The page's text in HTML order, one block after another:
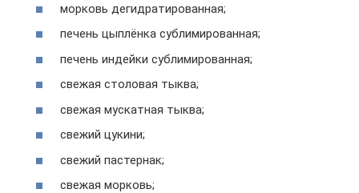
морковь дегидратированная;
печень цыплёнка сублимированная;
печень индейки сублимированная;
свежая столовая тыква;
свежая мускатная тыква;
свежий цукини;
свежий пастернак;
свежая морковь;